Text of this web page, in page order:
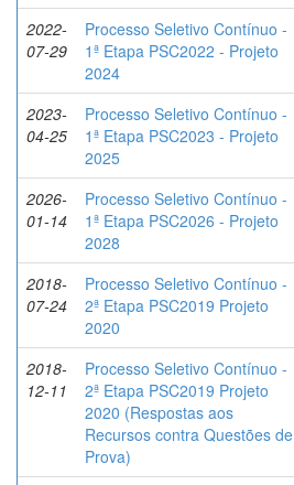
2022-
07-29
Processo Seletivo Contínuo -
1ª Etapa PSC2022 - Projeto
2024
2023-
04-25
Processo Seletivo Contínuo -
1ª Etapa PSC2023 - Projeto
2025
2026-
01-14
Processo Seletivo Contínuo -
1ª Etapa PSC2026 - Projeto
2028
2018-
07-24
Processo Seletivo Contínuo -
2ª Etapa PSC2019 Projeto
2020
2018-
12-11
Processo Seletivo Contínuo -
2ª Etapa PSC2019 Projeto
2020 (Respostas aos
Recursos contra Questões de
Prova)